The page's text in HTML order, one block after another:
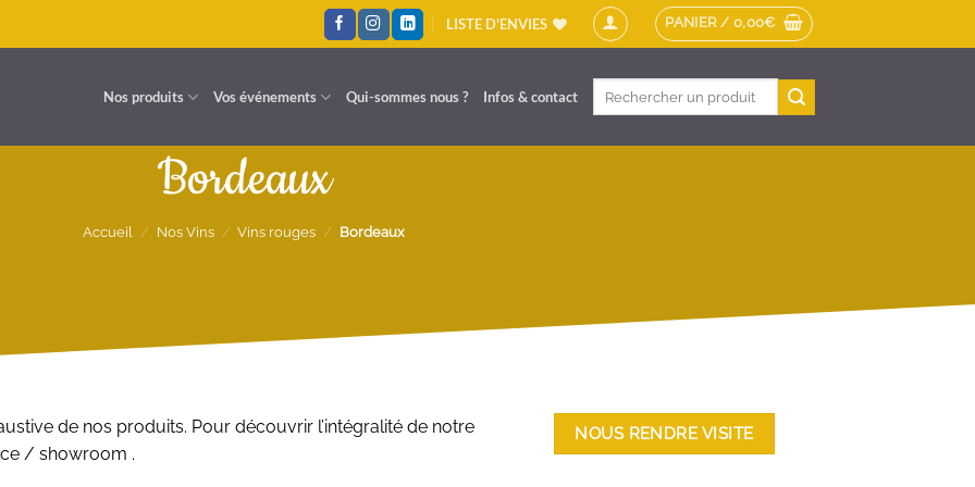
LISTE D'ENVIES PANIER / 0,00€
Nos produits Vos événements Qui-sommes nous ? Infos & contact
Recherche
Bordeaux
Accueil / Nos Vins / Vins rouges / Bordeaux
de nos produits. Pour découvrir l’intégralité de notre
/ showroom .
NOUS RENDRE VISITE